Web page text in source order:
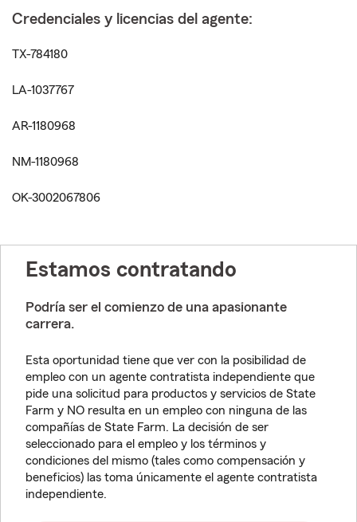
Credenciales y licencias del agente:
TX-784180
LA-1037767
AR-1180968
NM-1180968
OK-3002067806
Estamos contratando
Podría ser el comienzo de una apasionante
carrera.
Esta oportunidad tiene que ver con la posibilidad de
empleo con un agente contratista independiente que
pide una solicitud para productos y servicios de State
Farm y NO resulta en un empleo con ninguna de las
compañías de State Farm. La decisión de ser
seleccionado para el empleo y los términos y
condiciones del mismo (tales como compensación y
beneficios) las toma únicamente el agente contratista
independiente.